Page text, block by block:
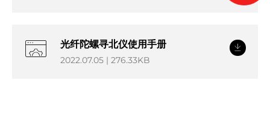
光纤陀螺寻北仪使用手册
2022.07.05 | 276.33KB